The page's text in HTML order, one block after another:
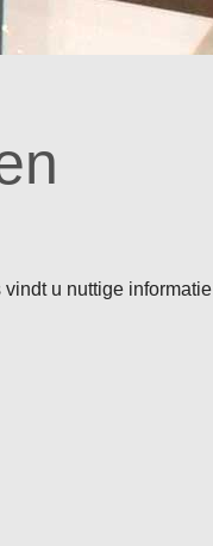
u nuttige